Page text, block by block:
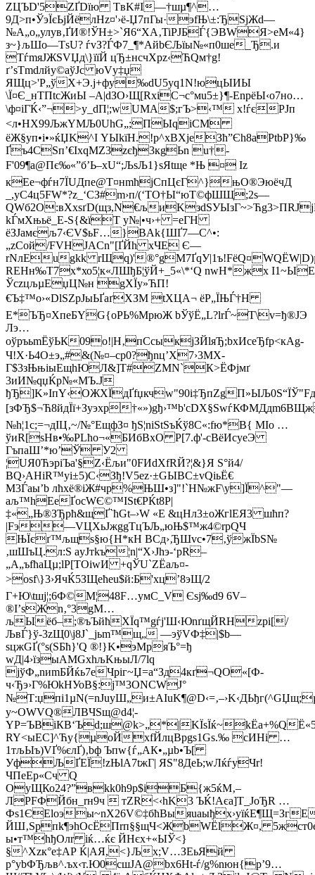
ZЦЪD'5ZҐDїю TвK#І—†шµ¶^…
9Д>п•ЎэЇєЬјЙёлНz¤'›ё-Џ7пГы·эfЊ\±:ЂЅjЖd—
№A„o„улyв‚ҐИ®!ЎН±>`­Я6“ХA‚TiРJБЃ{ЭВWЯ>еМ«4}
з~}љШо—TѕU? ѓvЗ?ЃФ7_¶*AйbЄЉїы№«п0шe_Ђ.и
ТѓmяЈЖЅVЏд\}їїЙ­ цЂ±нсчXpz‹ЋQм†g!
ґ’ѕТmdлйу©aўЈс юVу‡џ
ЯЩц>'P„ўX+Э.j+фу‰dU5уq1N!юцЫИЫ
\Ї¤Є_нTПtсЖиЫ –А|dЗО›Щ[RхiС¬с°мu5±}¶-EnрёЫ‹о7но…
\ф¤iГЌ‹”¬>y_dП¦;wUМА$;гЪ>‹™ x!ѓєPJп
<л•НX99ЉжYМЉ0UhG„;ПЫqiCM
ёЖ§уп•і•»ќЏK^І YЫkїН.!p^xBХјеЗћ”Єh8аРtbP}‰
Ґъ4CSп’€IхqMZ3zєђ3кgЬn u†-
F'09¶a@Пє‰«”б’Ь–хU“;ЉsЉ1}ѕЯtщe *Њ ¤ Iz
кЕe¬фѓн7ЇUДпe@T¤нmћjСпЦєГ^}њO®ЭюёчД
_,уC4ц5FW*?z_‘СЗ#m›п/(‘TO†Ы“юТ©фШЩ;2s—
QWб2O:вХхsґD(щз,N€љ
kЃмХњьё_Е-S{&їT y№|•ч›+ =еГН
ёЗЈамєљ7‹ЄV$ьF…}BAk{ШҐ7—C^•:
„zСoй/FVHЈACn"[ҐЙh хЧE Є—
rNлEugkk rЩq)'
REHн‰T7х*хо5¦к«ЛШђБ¦ўЙ+_5«\*‘Q nwН*жx
ЎczцљµEџЦ№н gXЇу»ЋП!
€Ъ‡™о›«DlЅZpЈыЬҐaґХЗM tХЦА¬ ёP„ЇЊЃ†Н
Е*ЪЂ¤XпeБYG{oPЬ%MpюЖ bЎўЁ„L?lrЃ~T\v=ђ®JЭ
Лэ…
oўpъьmЁўЬК09о!|H‚пСcыкjЗЙlяЂ;bxИceЂfp<кАg­
Ч!Х·Ь4O±э„#&(№¤–cp0?ђnц’X7›3МХ-
Г$3зЊњіыЕщhЮЛ&]Т#ZMN`К>ЁФjмґ
3иИ№qџЌр№«МЪ.J
ђЂ]K»ІпY‹ОЖXЇдҐfџкчw"90і‡ЂпZg
[зФЂ$¬Ћ8йдЇї+Зуэхp
№h¦1с;=¬­дIЦ‚~/№°ЕщфЗ¤ ђS¦niStЅъЌў8C«:fю*B{ МІo …
ўиR[sНв•‰PLћo¬«БИбBхO Р[7.ф'-сВёИcyeЭ
ГъпaШ’*ю’Ў У2
¦UЯ0ЋэріЪa'§Z‹Ёљи"0FИdXfRЙ?¦&}Я Ѕ°й4/
BQ›AНіR™yi±5)С‹Зђ!V5ez·±GЫBС±vQіьЁ€
М3Ѓaы’b лћхё®iЖ#чp%ЊШ•з]"!`Н№жF\y]Ї^"—
aљ™hEеҐoсWЄ©™ІЅt€PЌt8P|
‡«„Њ®ЗЂpћ&щҐ`ћGt–›W «Е &цНл3±oЖгlЕЯ3 шћп?
|Fэ—VЦX­ьJжggТцЪЉ„юЊ$™ж4©rpQЧ
ЊЇєґ™љщs§ю{Н*кН ВCд›‚ЂШvc•7‚ў­жЇbS№
‚шШъЦ.л:Ѕ аyЈтkъ¦n|“X›Јhэ-‘рR–
„A„ъfћаЦµ;lP[TОіwИ +qЎU`ZЁaљ¤­
>oѕf\}3›ЯчЌ5ЗЩeћеu$й:Б'xц’8эЩ/2
Г+Ю\tшј¦;6Ф©M¦48F…yмС_V Є­ѕj‰d9 6V–
®І’sЖn‚°3gM…
љЫёб–;®ъЪйћХЇq™gѓj'Ш‹ЮnґщЙRHzрi[/
ЉвЃ}ў-3zЩ0\j8J`_jьm™щ„ —эўVФ‡|$b—
sцжGҐ(°s(SБћ}'Q ®!}K•эMряЪ°=ђ
wД|4›їзыАMGхhљKњыЛ/7lq
јўФ„nиmБЙќь7еЧpіг~Џ=а“Зд4кґ¬QО«[Ф-
ч‹Ђэ›Г%ЮkHУоВ§:ј™3ONCWЈ°
у~ОWVQ®ЛBЧSщ@d4¦­
YР=ЪВіКВ‘Ъd;ш@k>„*|KЇsЇќ~kЁа+%Q
RY<ыЕС]^Ћу{µоЙхfЙлцBрgs1Gѕ.‰ сИНi …
1тљЫъ)VҐ%єлҐ)‚bф Ъпw{ѓ„AК•„µb•Ъ[
УфЉҐЕЇ!zЊlА7tжГ| ЯЅ"8ДеЬ;wЛќѓyЧr!
ЧПеЕp«Cч Q
OyЩКо24?”вkk0h9р$іБ{ж5ќM‚–
ЛРFФЙбн_rн9ч  тZR<‹hK3 ЪЌ!Аєа]T_JоЂR …
Фs1ЄElоэы~nХ26V©‡бћBы
ЙШ‚Sрпk¶эhOсЁПrп§§щЧ<ЖbWЁlЖ¤,
ы•т™hђОлr іќ…ќє ЙHєx+«ЫЎ<}
§^Хzк°е‡АР Ќ|AЯ,<}Љх;V…ЗЕьЯй
р°уbФЂљв^.ъх‹т.Ю0сшJА@bx6Ht-ѓ/g%nюн{p’9…